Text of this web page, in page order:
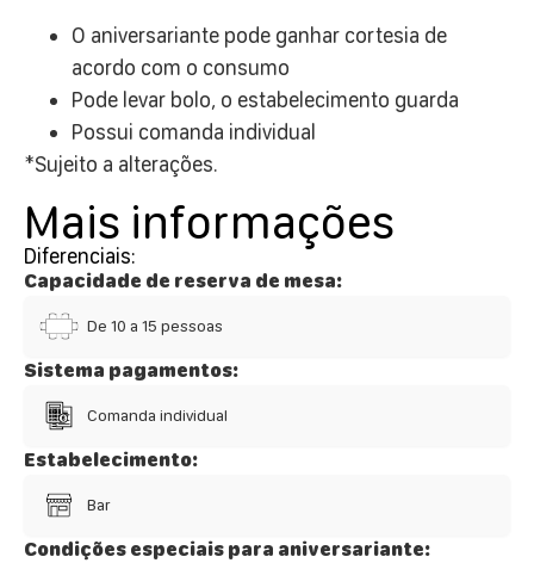
O aniversariante pode ganhar cortesia de
acordo com o consumo
Pode levar bolo, o estabelecimento guarda
Possui comanda individual
*Sujeito a alterações.
Mais informações
Diferenciais:
Capacidade de reserva de mesa:
De 10 a 15 pessoas
Sistema pagamentos:
Comanda individual
Estabelecimento:
Bar
Condições especiais para aniversariante: